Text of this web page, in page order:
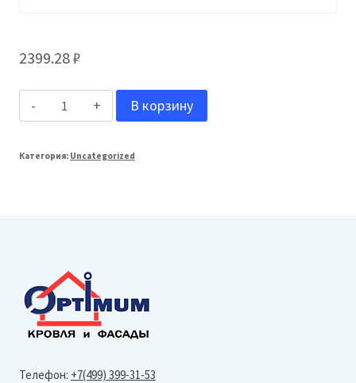
2399.28₽
Количество
Неомид
поверхностям,
готовый,
Дуб,
В корзину
Категория: Uncategorized
Телефон: +7(499) 399-31-53